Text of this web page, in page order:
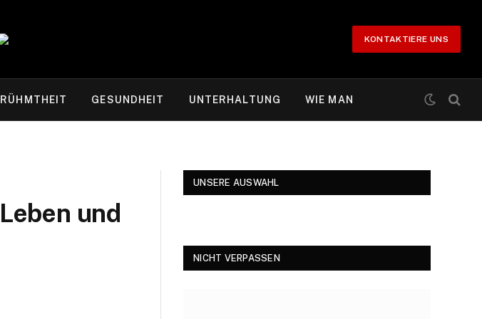
KONTAKTIERE UNS
GESUNDHEIT UNTERHALTUNG WIE MAN
und
UNSERE AUSWAHL
NICHT VERPASSEN